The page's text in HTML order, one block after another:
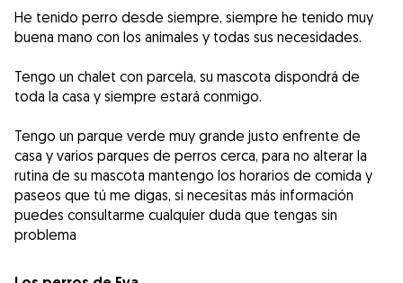
He tenido perro desde siempre, siempre he tenido muy
buena mano con los animales y todas sus necesidades.
Tengo un chalet con parcela, su mascota dispondrá de
toda la casa y siempre estará conmigo.
Tengo un parque verde muy grande justo enfrente de
casa y varios parques de perros cerca, para no alterar la
rutina de su mascota mantengo los horarios de comida y
paseos que tú me digas, si necesitas más información
puedes consultarme cualquier duda que tengas sin
problema